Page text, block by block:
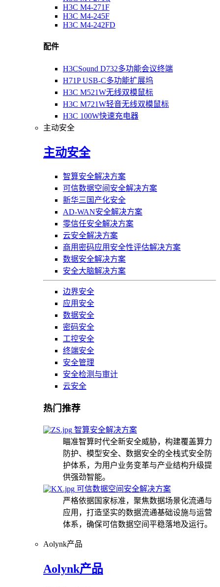
H3C M4-271F
H3C M4-245F
H3C M4-242FD
配件
H3CSound D732多功能会议终端
H71P USB-C多功能扩展坞
H3C M521W无线双模鼠标
H3C M721W轻音无线双模鼠标
H3C 100W快速充电器
主动安全
主动安全
智算安全解决方案
可信数据空间安全解决方案
新华三国产化安全
AD-WAN安全解决方案
零信任安全解决方案
云安全解决方案
商用密码应用安全性评估解决方案
数据安全解决方案
安全大脑解决方案
边界安全
应用安全
数据安全
密码安全
工控安全
终端安全
安全管理
安全检测与审计
云安全
热门推荐
智算安全解决方案
瞄准智算时代全新安全威胁，构建覆盖算力
防护、模型安全、数据安全的全栈式安全防
护体系，为用户业务变革与产业结构升级提
供强劲智能。
可信数据空间安全解决方案
严格依据国家标准，聚焦数据场景化流通与
应用，打造坚实的数据流通基础设施与运营
体系，确保可信数据空间平稳落地及运行。
Aolynk产品
Aolynk产品